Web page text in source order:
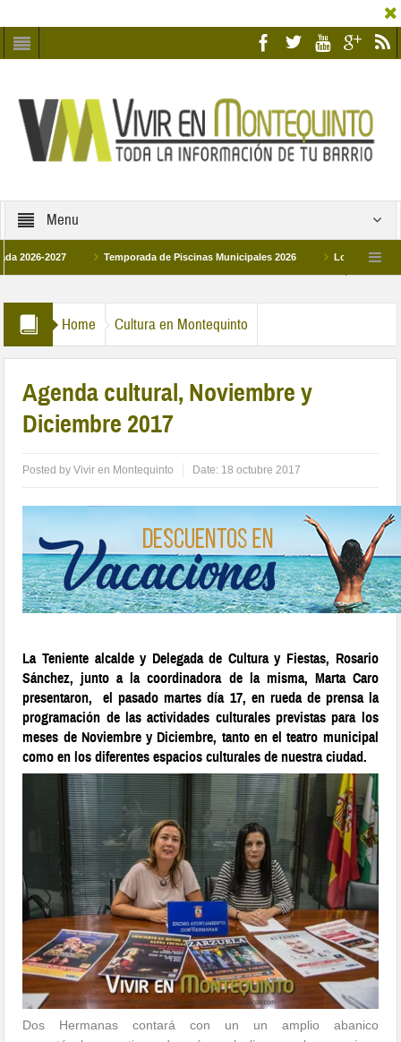
Menu
Temporada de Piscinas Municipales 2026 Los Campus de
Home Cultura en Montequinto
Agenda cultural, Noviembre y
Diciembre 2017
Posted byVivir en Montequinto Date: 18 octubre 2017
La Teniente alcalde y Delegada de Cultura y Fiestas, Rosario
Sánchez, junto a la coordinadora de la misma, Marta Caro
presentaron, el pasado martes día 17, en rueda de prensa la
programación de las actividades culturales previstas para los
meses de Noviembre y Diciembre, tanto en el teatro municipal
como en los diferentes espacios culturales de nuestra ciudad.
Dos Hermanas contará con un un amplio abanico